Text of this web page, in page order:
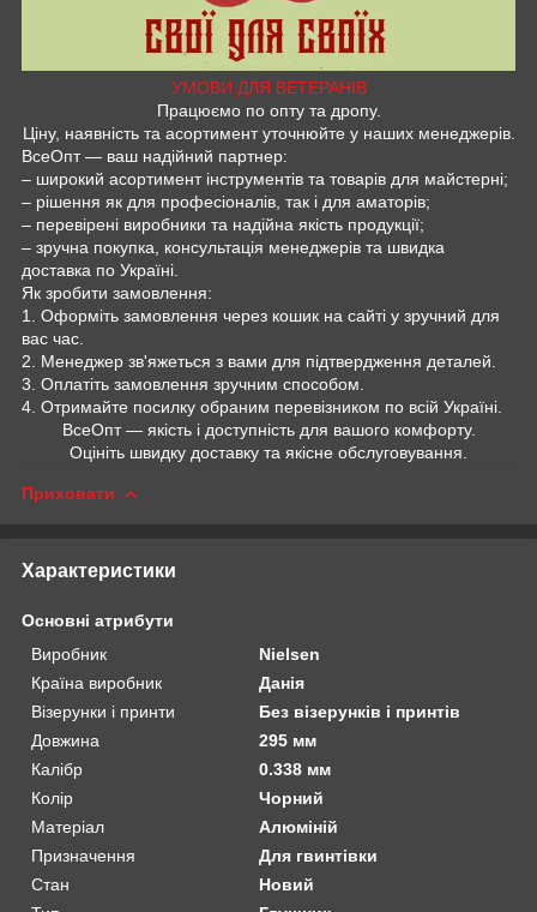
УМОВИ ДЛЯ ВЕТЕРАНІВ
Працюємо по опту та дропу.
Ціну, наявність та асортимент уточнюйте у наших менеджерів.
ВсеОпт — ваш надійний партнер:
– широкий асортимент інструментів та товарів для майстерні;
– рішення як для професіоналів, так і для аматорів;
– перевірені виробники та надійна якість продукції;
– зручна покупка, консультація менеджерів та швидка
доставка по Україні.
Як зробити замовлення:
1. Оформіть замовлення через кошик на сайті у зручний для
вас час.
2. Менеджер зв'яжеться з вами для підтвердження деталей.
3. Оплатіть замовлення зручним способом.
4. Отримайте посилку обраним перевізником по всій Україні.
ВсеОпт — якість і доступність для вашого комфорту.
Оцініть швидку доставку та якісне обслуговування.
Приховати
Характеристики
Основні атрибути
Виробник
Nielsen
Країна виробник
Данія
Візерунки і принти
Без візерунків і принтів
Довжина
295 мм
Калібр
0.338 мм
Колір
Чорний
Матеріал
Алюміній
Призначення
Для гвинтівки
Стан
Новий